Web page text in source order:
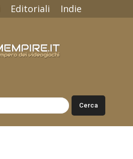
Editoriali Indie